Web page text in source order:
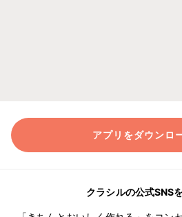
アプリをダウンロ
クラシルの公式SNS